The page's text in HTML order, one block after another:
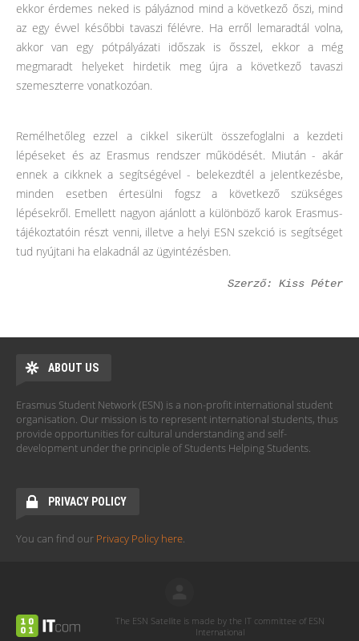
ekkor érdemes neked is pályáznod mind a következő őszi, mind
az egy évvel későbbi tavaszi félévre. Ha erről lemaradtál volna,
akkor van egy pótpályázati időszak is ősszel, ekkor a még
megmaradt helyeket hirdetik meg újra a következő tavaszi
szemeszterre vonatkozóan.
Remélhetőleg ezzel a cikkel sikerült összefoglalni a kezdeti
lépéseket és az Erasmus rendszer működését. Miután - akár
ennek a cikknek a segítségével - belekezdtél a jelentkezésbe,
minden esetben értesülni fogsz a következő szükséges
lépésekről. Emellett nagyon ajánlott a különböző karok Erasmus-
tájékoztatóin részt venni, illetve a helyi ESN szekció is segítséget
tud nyújtani ha elakadnál az ügyintézésben.
Szerző: Kiss Péter
ABOUT US
Erasmus Student Network (ESN) is a non-profit international student
organisation. Our mission is to represent international students, thus
provide opportunities for cultural understanding and self-
development under the principle of Students Helping Students.
PRIVACY POLICY
You can find our Privacy Policy here.
The ESN Satellite is made by the IT committee of ESN
International